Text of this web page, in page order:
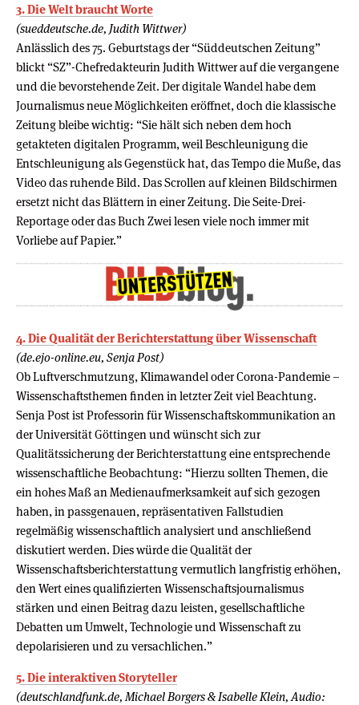
3. Die Welt braucht Worte
(sueddeutsche.de, Judith Wittwer)
Anlässlich des 75. Geburtstags der “Süddeutschen Zeitung”
blickt “SZ”-Chefredakteurin Judith Wittwer auf die vergangene
und die bevorstehende Zeit. Der digitale Wandel habe dem
Journalismus neue Möglichkeiten eröffnet, doch die klassische
Zeitung bleibe wichtig: “Sie hält sich neben dem hoch
getakteten digitalen Programm, weil Beschleunigung die
Entschleunigung als Gegenstück hat, das Tempo die Muße, das
Video das ruhende Bild. Das Scrollen auf kleinen Bildschirmen
ersetzt nicht das Blättern in einer Zeitung. Die Seite-Drei-
Reportage oder das Buch Zwei lesen viele noch immer mit
Vorliebe auf Papier.”
4. Die Qualität der Berichterstattung über Wissenschaft
(de.ejo-online.eu, Senja Post)
Ob Luftverschmutzung, Klimawandel oder Corona-Pandemie –
Wissenschaftsthemen finden in letzter Zeit viel Beachtung.
Senja Post ist Professorin für Wissenschaftskommunikation an
der Universität Göttingen und wünscht sich zur
Qualitätssicherung der Berichterstattung eine entsprechende
wissenschaftliche Beobachtung: “Hierzu sollten Themen, die
ein hohes Maß an Medienaufmerksamkeit auf sich gezogen
haben, in passgenauen, repräsentativen Fallstudien
regelmäßig wissenschaftlich analysiert und anschließend
diskutiert werden. Dies würde die Qualität der
Wissenschaftsberichterstattung vermutlich langfristig erhöhen,
den Wert eines qualifizierten Wissenschaftsjournalismus
stärken und einen Beitrag dazu leisten, gesellschaftliche
Debatten um Umwelt, Technologie und Wissenschaft zu
depolarisieren und zu versachlichen.”
5. Die interaktiven Storyteller
(deutschlandfunk.de, Michael Borgers & Isabelle Klein, Audio: